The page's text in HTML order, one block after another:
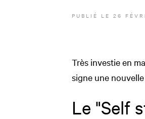
PUBLIÉ LE 26
Très investie en
signe une
Le "Self